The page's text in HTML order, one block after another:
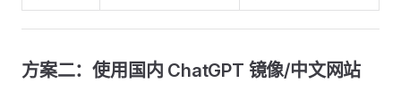
方案二：使用国内 ChatGPT 镜像/中文网站